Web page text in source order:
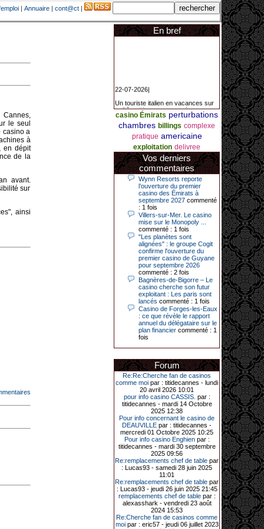
| Annuaire | cont@ct |
Cannes,
le seul
casino a
à
en dépit
de la
avant.
sur
ainsi
En bref
la Côte d’Azur a remporté un
jackpot exceptionnel de 84.631
euros dans la nuit de samedi à
dimanche au Casino Barrière Le
Croisette à Cannes. Il s’agit d’un
nouveau record de gains de l’année
2026 pour cet établissement.
14-04-2026|
Dimanche 12 avril 2026, cette date
restera gravée dans la mémoire de
ce joueur du casino de Saint-Quay-
Portrieux (Côtes-d’Armor).
Ce quinquagénaire, habitant Plouha
mais souhaitant garder l’anonymat,
a eu l’énorme surprise de décrocher
un jackpot record de 82 426 €.
Le plus gros gain gagné depuis plus
de 20 ans dans l’établissement.
31-03-2026|
Série de jackpots au casino JOA de
Gujan-Mestras : ce mois de mars a
été fructueux pour quelques
remportés le dimanche 22 mars sur
initiale de 5,28 €. Puis quelques
jours plus tard, le vendredi 27 mars,
un joueur a décroché 12 086 euros
sur une autre machine à sous.
Enfin, troisième et dernier jackpot,
record cette fois-ci, le samedi 28
mars dernier. Quelque 111 322
euros ont été remportés sur la table
d’Ultimate Texas Hold’em Poker,
grâce à une mise de 5 euros sur la
case bonus et une quinte flush
royale. Ces gains ont été annoncés
dans un communiqué diffusé par le
casino ce lundi 30 mars en soirée.
11-01-2026|
Dimanche 11 janvier, en soirée, une
cliente retraitée de 78 ans, habitant
Trémuson, a eu l’énorme surprise
casino Émirats perturbations
chambres billings complexe
pratique americaine
exploitation delivree
Vos derniers
commentaires
Wynn Resorts reporte
l’ouverture du premier
casino des Émirats à
septembre 2027 commenté
: 1 fois
Villers-sur-Mer. Le casino
mise sur le Monopoly ...
commenté : 1 fois
"Les planètes sont
alignées" : le groupe Cogit
confirme l'ouverture du
premier casino de Guyane
pour septembre 2026
commenté : 2 fois
Bagnères-de-Bigorre – Le
casino cherche son futur
exploitant : Les paris sont
lancés commenté : 1 fois
Casino de Forges-les-Eaux
: ce que révèle le rapport
annuel du délégataire sur le
plan financier commenté : 1
fois
Forum
Re:Re:Cherche fan de casinos
comme moi par : titidecannes - lundi
20 avril 2026 10:01
pour info casino CASSIS. par :
titidecannes - mardi 14 Octobre
2025 12:38
Pour info concernant le casino de
DEAUVILLE par : titidecannes -
mercredi 01 Octobre 2025 10:25
Pour info casino Enghienpar :
titidecannes - mardi 30 septembre
2025 09:56
Re:remplacements chef de table par
: Lucas93 - samedi 28 juin 2025
11:01
Re:remplacements chef de table par
: Lucas93 - jeudi 26 juin 2025 21:45
remplacements chef de tablepar :
alexasshark - vendredi 23 août
2024 15:53
Re:Cherche fan de casinos comme
moipar : eric57 - jeudi 06 juillet 2023